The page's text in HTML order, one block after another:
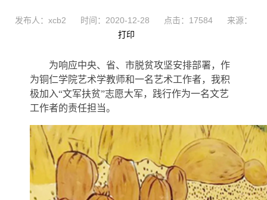
发布人：xcb2 时间：2020-12-28 点击： 17584
来源：
打印
为响应中央、省、市脱贫攻坚安排部署，作
为铜仁学院艺术学教师和一名艺术工作者，我积
极加入“文军扶贫”志愿大军，践行作为一名文艺
工作者的责任担当。